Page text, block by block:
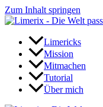
Zum Inhalt springen
Limericks
Mission
Mitmachen
Tutorial
Über mich